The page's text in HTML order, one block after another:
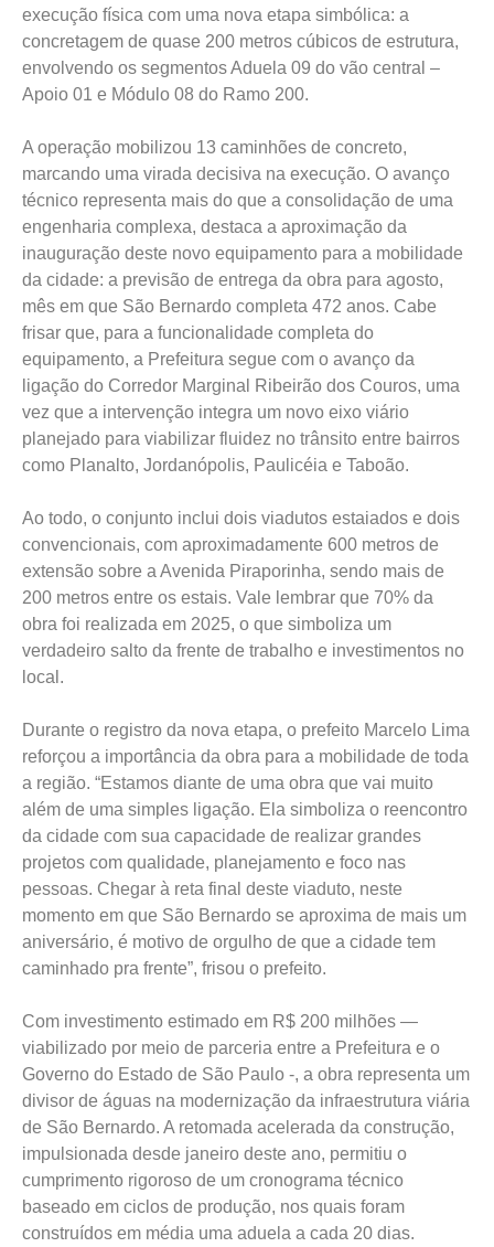
execução física com uma nova etapa simbólica: a
concretagem de quase 200 metros cúbicos de estrutura,
envolvendo os segmentos Aduela 09 do vão central –
Apoio 01 e Módulo 08 do Ramo 200.
A operação mobilizou 13 caminhões de concreto,
marcando uma virada decisiva na execução. O avanço
técnico representa mais do que a consolidação de uma
engenharia complexa, destaca a aproximação da
inauguração deste novo equipamento para a mobilidade
da cidade: a previsão de entrega da obra para agosto,
mês em que São Bernardo completa 472 anos. Cabe
frisar que, para a funcionalidade completa do
equipamento, a Prefeitura segue com o avanço da
ligação do Corredor Marginal Ribeirão dos Couros, uma
vez que a intervenção integra um novo eixo viário
planejado para viabilizar fluidez no trânsito entre bairros
como Planalto, Jordanópolis, Paulicéia e Taboão.
Ao todo, o conjunto inclui dois viadutos estaiados e dois
convencionais, com aproximadamente 600 metros de
extensão sobre a Avenida Piraporinha, sendo mais de
200 metros entre os estais. Vale lembrar que 70% da
obra foi realizada em 2025, o que simboliza um
verdadeiro salto da frente de trabalho e investimentos no
local.
Durante o registro da nova etapa, o prefeito Marcelo Lima
reforçou a importância da obra para a mobilidade de toda
a região. “Estamos diante de uma obra que vai muito
além de uma simples ligação. Ela simboliza o reencontro
da cidade com sua capacidade de realizar grandes
projetos com qualidade, planejamento e foco nas
pessoas. Chegar à reta final deste viaduto, neste
momento em que São Bernardo se aproxima de mais um
aniversário, é motivo de orgulho de que a cidade tem
caminhado pra frente”, frisou o prefeito.
Com investimento estimado em R$ 200 milhões —
viabilizado por meio de parceria entre a Prefeitura e o
Governo do Estado de São Paulo -, a obra representa um
divisor de águas na modernização da infraestrutura viária
de São Bernardo. A retomada acelerada da construção,
impulsionada desde janeiro deste ano, permitiu o
cumprimento rigoroso de um cronograma técnico
baseado em ciclos de produção, nos quais foram
construídos em média uma aduela a cada 20 dias.